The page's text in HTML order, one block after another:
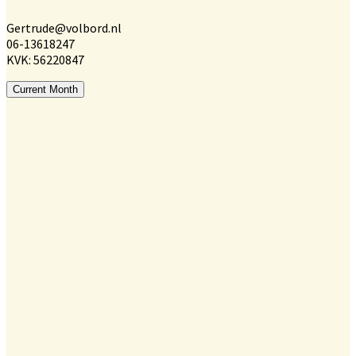
Gertrude@volbord.nl
06-13618247
KVK: 56220847
Current Month